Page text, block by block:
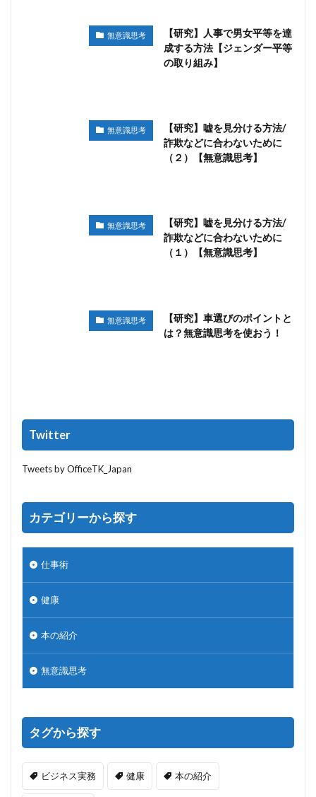
無意識思考
【研究】人事で男女平等を達
成する方法【ジェンダー平等
の取り組み】
無意識思考
【研究】嘘を見分ける方法/
詐欺などに合わないために
（２）【無意識思考】
無意識思考
【研究】嘘を見分ける方法/
詐欺などに合わないために
（１）【無意識思考】
無意識思考
【研究】車選びのポイントと
は？無意識思考を使おう！
Twitter
Tweets by OfficeTK_Japan
カテゴリーから探す
仕事術
健康
本の紹介
無意識思考
タグから探す
ビジネス実務 健康 本の紹介